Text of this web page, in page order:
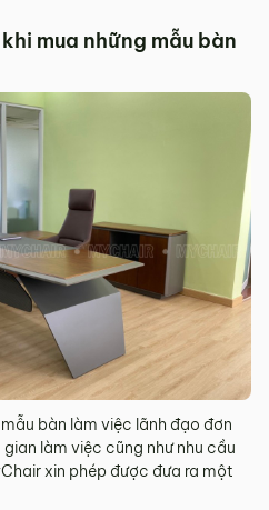
mua những mẫu bàn
bàn làm việc lãnh đạo đơn
làm việc cũng như nhu cầu
xin phép được đưa ra một